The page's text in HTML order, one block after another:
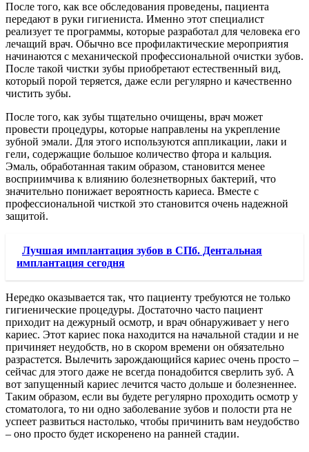
После того, как все обследования проведены, пациента
передают в руки гигиениста. Именно этот специалист
реализует те программы, которые разработал для человека его
лечащий врач. Обычно все профилактические мероприятия
начинаются с механической профессиональной очистки зубов.
После такой чистки зубы приобретают естественный вид,
который порой теряется, даже если регулярно и качественно
чистить зубы.
После того, как зубы тщательно очищены, врач может
провести процедуры, которые направлены на укрепление
зубной эмали. Для этого используются аппликации, лаки и
гели, содержащие большое количество фтора и кальция.
Эмаль, обработанная таким образом, становится менее
восприимчива к влиянию болезнетворных бактерий, что
значительно понижает вероятность кариеса. Вместе с
профессиональной чисткой это становится очень надежной
защитой.
Лучшая имплантация зубов в СПб. Дентальная
имплантация сегодня
Нередко оказывается так, что пациенту требуются не только
гигиенические процедуры. Достаточно часто пациент
приходит на дежурный осмотр, и врач обнаруживает у него
кариес. Этот кариес пока находится на начальной стадии и не
причиняет неудобств, но в скором времени он обязательно
разрастется. Вылечить зарождающийся кариес очень просто –
сейчас для этого даже не всегда понадобится сверлить зуб. А
вот запущенный кариес лечится часто дольше и болезненнее.
Таким образом, если вы будете регулярно проходить осмотр у
стоматолога, то ни одно заболевание зубов и полости рта не
успеет развиться настолько, чтобы причинить вам неудобство
– оно просто будет искоренено на ранней стадии.